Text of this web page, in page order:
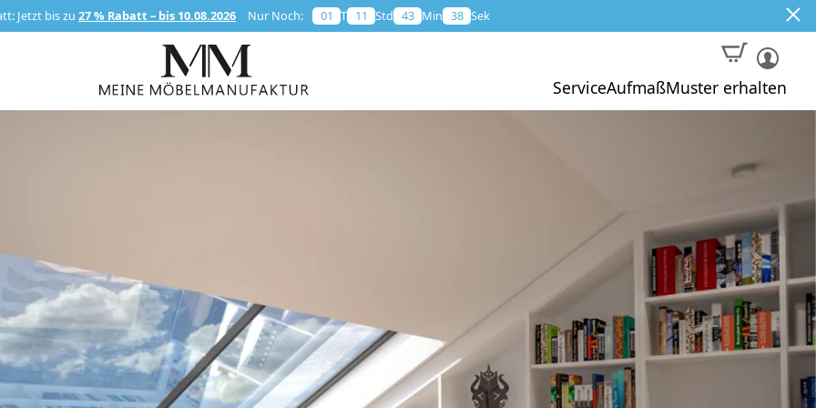
Jetzt bis zu 27 % Rabatt – bis 10.08.2026 Nur Noch: 01 T 11 Std 43 Min 37 Sek
ServiceAufmaßMuster erhalten
Muster
Aktion
Profi-Aufmaß